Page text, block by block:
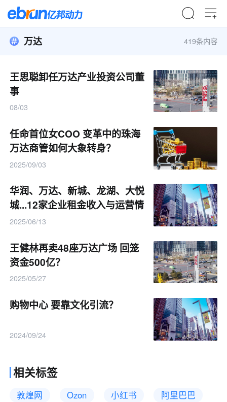
万达 419条内容
王思聪卸任万达产业投资公司董
事
08/03
任命首位女COO 变革中的珠海
万达商管如何大象转身？
2025/09/03
华润、万达、新城、龙湖、大悦
城...12家企业租金收入与运营情
况：有的商场更值钱了！
2025/06/13
王健林再卖48座万达广场 回笼
资金500亿？
2025/05/27
购物中心 要靠文化引流？
2024/09/24
相关标签
敦煌网 Ozon 小红书
阿里巴巴